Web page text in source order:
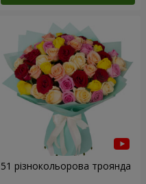
51 різнокольорова троянда